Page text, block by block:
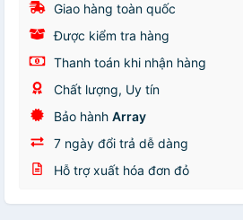
Giao hàng toàn quốc
Được kiểm tra hàng
Thanh toán khi nhận hàng
Chất lượng, Uy tín
Bảo hành Array
7 ngày đổi trả dễ dàng
Hỗ trợ xuất hóa đơn đỏ